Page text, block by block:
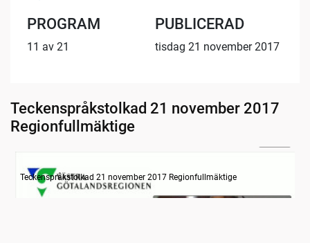
PROGRAM
11 av 21
PUBLICERAD
tisdag 21 november 2017
Teckenspråkstolkad 21 november 2017
Regionfullmäktige
Information
Teckenspråkstolkad 21 november 2017 Regionfullmäktige